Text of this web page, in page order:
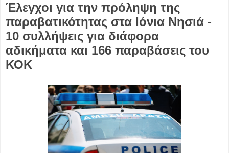
Έλεγχοι για την πρόληψη της
παραβατικότητας στα Ιόνια Νησιά -
10 συλλήψεις για διάφορα
αδικήματα και 166 παραβάσεις του
ΚΟΚ